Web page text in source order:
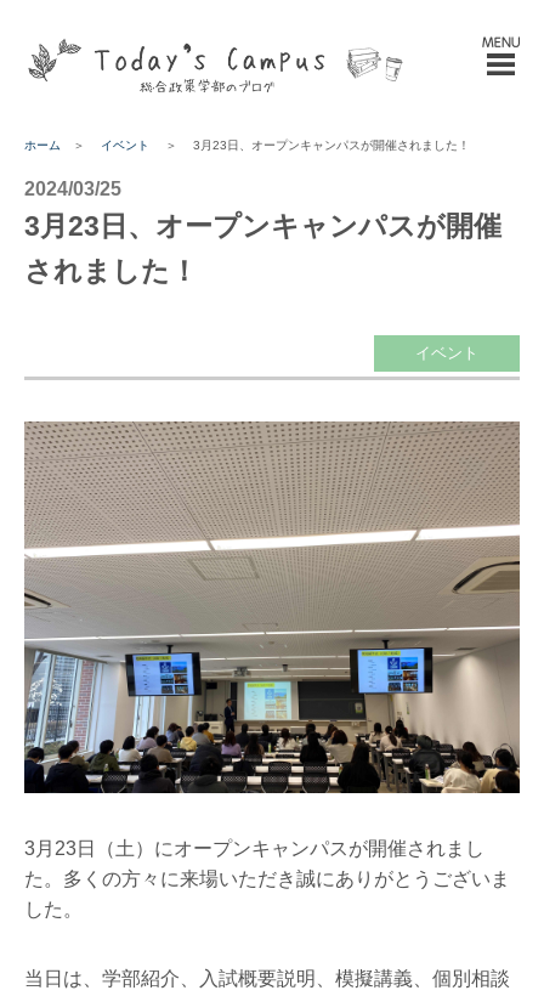
ホーム ＞ イベント ＞ 3月23日、オープンキャンパスが開催されました！
2024/03/25
3月23日、オープンキャンパスが開催
されました！
イベント
3月23日（土）にオープンキャンパスが開催されまし
た。多くの方々に来場いただき誠にありがとうございま
した。
当日は、学部紹介、入試概要説明、模擬講義、個別相談